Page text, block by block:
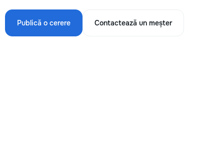
Publică o cerere Contactează un meșter